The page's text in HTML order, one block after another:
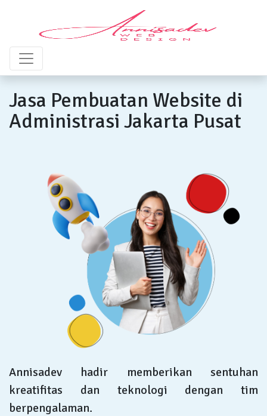
Jasa Pembuatan Website di
Administrasi Jakarta Pusat
Annisadev hadir memberikan sentuhan
kreatifitas dan teknologi dengan tim
berpengalaman.